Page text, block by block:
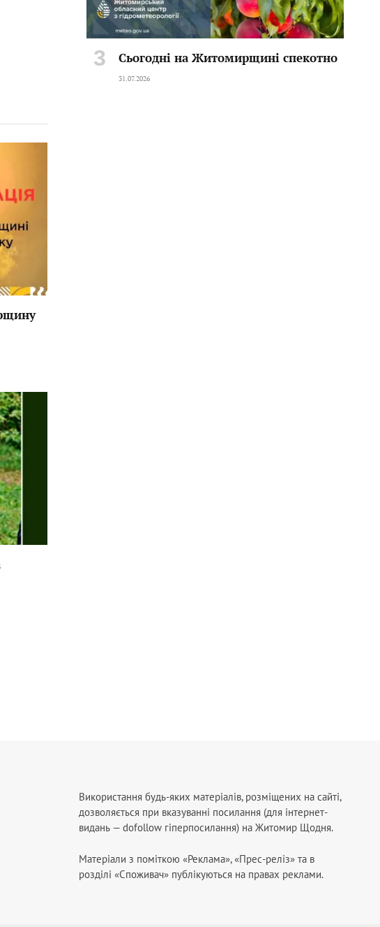
Сьогодні на Житомирщині спекотно
31.07.2026
Використання будь-яких матеріалів, розміщених на сайті,
дозволяється при вказуванні посилання (для інтернет-
видань — dofollow гіперпосилання) на Житомир Щодня.
Матеріали з поміткою «Реклама», «Прес-реліз» та в
розділі «Споживач» публікуються на правах реклами.